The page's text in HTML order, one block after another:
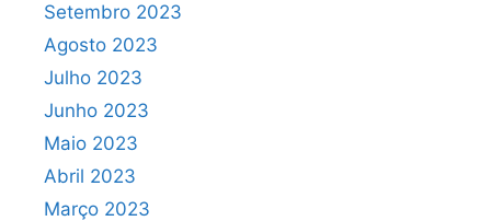
Setembro 2023
Agosto 2023
Julho 2023
Junho 2023
Maio 2023
Abril 2023
Março 2023